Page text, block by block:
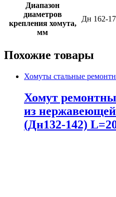
Диапазон
диаметров
крепления хомута,
мм
Дн 162-
Похожие товары
Хомуты стальные
Хомут
из
(Дн132-142)